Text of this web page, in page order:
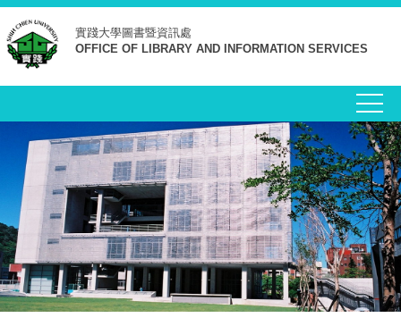
跳
到
主
要
實踐大學圖書暨資訊處
OFFICE OF LIBRARY AND INFORMATION SERVICES